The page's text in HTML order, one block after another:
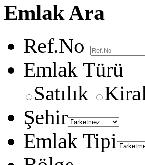
Emlak Ara
Ref.No
Emlak Türü
Satılık
Şehir
Emlak Tipi